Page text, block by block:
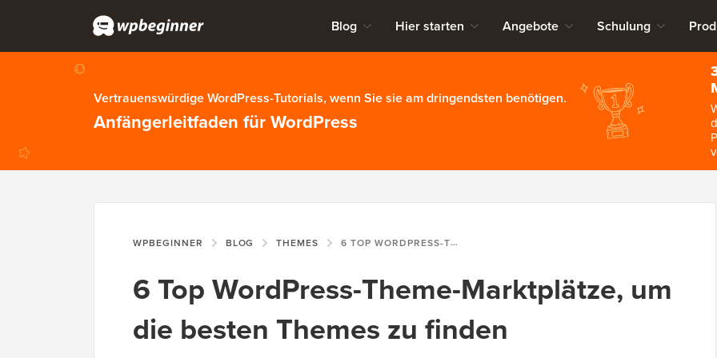
Blog Hier starten Angebote Schulung
Vertrauenswürdige WordPress-Tutorials, wenn Sie sie am dringendsten benötigen.
Anfängerleitfaden für WordPress
WPBEGINNER BLOG THEMES 6 TOP WORDPRESS-THEME-MARKTPLÄTZE, UM DIE BESTEN THEMES ZU FINDEN
6 Top WordPress-Theme-Marktplätze, um
die besten Themes zu finden